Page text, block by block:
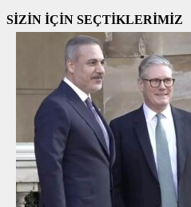
SİZİN İÇİN SEÇTİKLERİMİZ